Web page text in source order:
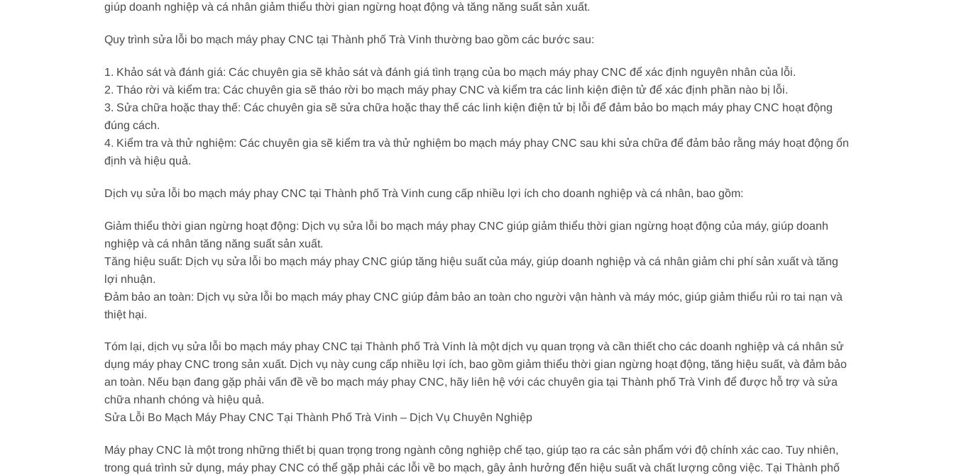
giúp doanh nghiệp và cá nhân giảm thiểu thời gian ngừng hoạt động và tăng năng suất sản xuất.
Quy trình sửa lỗi bo mạch máy phay CNC tại Thành phố Trà Vinh thường bao gồm các bước sau:
1. Khảo sát và đánh giá: Các chuyên gia sẽ khảo sát và đánh giá tình trạng của bo mạch máy phay CNC để xác định nguyên nhân của lỗi.
2. Tháo rời và kiểm tra: Các chuyên gia sẽ tháo rời bo mạch máy phay CNC và kiểm tra các linh kiện điện tử để xác định phần nào bị lỗi.
3. Sửa chữa hoặc thay thế: Các chuyên gia sẽ sửa chữa hoặc thay thế các linh kiện điện tử bị lỗi để đảm bảo bo mạch máy phay CNC hoạt động
đúng cách.
4. Kiểm tra và thử nghiệm: Các chuyên gia sẽ kiểm tra và thử nghiệm bo mạch máy phay CNC sau khi sửa chữa để đảm bảo rằng máy hoạt động ổn
định và hiệu quả.
Dịch vụ sửa lỗi bo mạch máy phay CNC tại Thành phố Trà Vinh cung cấp nhiều lợi ích cho doanh nghiệp và cá nhân, bao gồm:
Giảm thiểu thời gian ngừng hoạt động: Dịch vụ sửa lỗi bo mạch máy phay CNC giúp giảm thiểu thời gian ngừng hoạt động của máy, giúp doanh
nghiệp và cá nhân tăng năng suất sản xuất.
Tăng hiệu suất: Dịch vụ sửa lỗi bo mạch máy phay CNC giúp tăng hiệu suất của máy, giúp doanh nghiệp và cá nhân giảm chi phí sản xuất và tăng
lợi nhuận.
Đảm bảo an toàn: Dịch vụ sửa lỗi bo mạch máy phay CNC giúp đảm bảo an toàn cho người vận hành và máy móc, giúp giảm thiểu rủi ro tai nạn và
thiệt hại.
Tóm lại, dịch vụ sửa lỗi bo mạch máy phay CNC tại Thành phố Trà Vinh là một dịch vụ quan trọng và cần thiết cho các doanh nghiệp và cá nhân sử
dụng máy phay CNC trong sản xuất. Dịch vụ này cung cấp nhiều lợi ích, bao gồm giảm thiểu thời gian ngừng hoạt động, tăng hiệu suất, và đảm bảo
an toàn. Nếu bạn đang gặp phải vấn đề về bo mạch máy phay CNC, hãy liên hệ với các chuyên gia tại Thành phố Trà Vinh để được hỗ trợ và sửa
chữa nhanh chóng và hiệu quả.
Sửa Lỗi Bo Mạch Máy Phay CNC Tại Thành Phố Trà Vinh – Dịch Vụ Chuyên Nghiệp
Máy phay CNC là một trong những thiết bị quan trọng trong ngành công nghiệp chế tạo, giúp tạo ra các sản phẩm với độ chính xác cao. Tuy nhiên,
trong quá trình sử dụng, máy phay CNC có thể gặp phải các lỗi về bo mạch, gây ảnh hưởng đến hiệu suất và chất lượng công việc. Tại Thành phố